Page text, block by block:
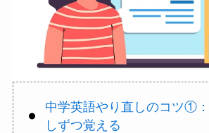
中学英語やり直しのコツ①
しずつ覚える